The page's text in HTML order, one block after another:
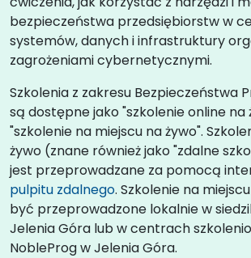
bezpieczeństwa przedsiębiorstw w
systemów, danych i infrastruktury
zagrożeniami cybernetycznymi.
Szkolenia z zakresu Bezpieczeństwa
są dostępne jako "szkolenie online na
"szkolenie na miejscu na żywo".
żywo (znane również jako "zdalne
jest przeprowadzane za pomocą
pulpitu zdalnego. Szkolenie na
być przeprowadzone lokalnie w
Jelenia Góra lub w centrach
NobleProg w Jelenia Góra.